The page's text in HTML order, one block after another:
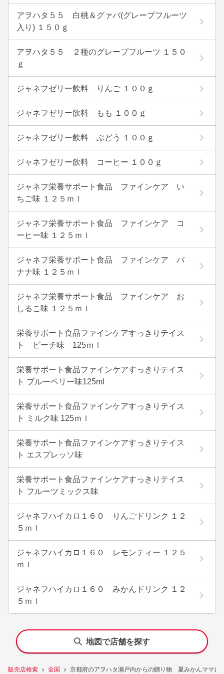
販売店検索 全国 京都府のアヲハタ瀬戸内からの贈り物 夏みかんママレ
アヲハタ５５ 白桃＆グァバ(グレープフルーツ
入り) １５０ｇ
アヲハタ５５ ２種のグレープフルーツ １５０
ｇ
ジャネフゼリー飲料 りんご １００ｇ
ジャネフゼリー飲料 もも １００ｇ
ジャネフゼリー飲料 ぶどう １００ｇ
ジャネフゼリー飲料 コーヒー １００ｇ
ジャネフ栄養サポート食品 ファインケア い
ちご味 １２５ｍｌ
ジャネフ栄養サポート食品 ファインケア コ
ーヒー味 １２５ｍｌ
ジャネフ栄養サポート食品 ファインケア バ
ナナ味 １２５ｍｌ
ジャネフ栄養サポート食品 ファインケア お
しるこ味 １２５ｍｌ
栄養サポート食品ファインケアすっきりテイス
ト ピーチ味 125ｍｌ
栄養サポート食品ファインケアすっきりテイス
ト ブルーベリー味125ml
栄養サポート食品ファインケアすっきりテイス
ト ミルク味 125ｍｌ
栄養サポート食品ファインケアすっきりテイス
ト エスプレッソ味
栄養サポート食品ファインケアすっきりテイス
ト フルーツミックス味
ジャネフハイカロ１６０ りんごドリンク １２
５ｍｌ
ジャネフハイカロ１６０ レモンティー １２５
ｍｌ
ジャネフハイカロ１６０ みかんドリンク １２
５ｍｌ
地図で店舗を探す